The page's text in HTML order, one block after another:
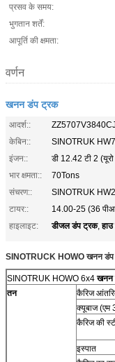
प्रसव के समय:
भुगतान शर्तें:
आपूर्ति की क्षमता:
वर्णन
खनन डंप ट्रक
आदर्श::
केबिन::
SINOTRUK
इंजन::
डी 12.42 टी 2 (यूरो
भार क्षमता::
70Tons
संचरण::
SINOTRUK
टायर::
14.00-25 (36
हाइलाइट:
डीजल डंप ट्रक,
SINOTRUCK HOWO खनन डंप
SINOTRUK HOWO 6x4खनन
तन
कैरिज
क्यूबाज (एम
कैरिज की
इस्पात